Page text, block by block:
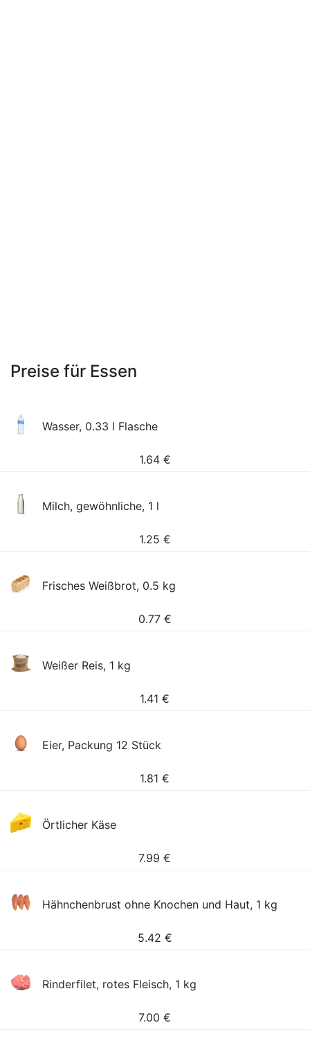
Preise für Essen
Wasser, 0.33 l Flasche
1.64 €
Milch, gewöhnliche, 1 l
1.25 €
Frisches Weißbrot, 0.5 kg
0.77 €
Weißer Reis, 1 kg
1.41 €
Eier, Packung 12 Stück
1.81 €
Örtlicher Käse
7.99 €
Hähnchenbrust ohne Knochen und Haut, 1 kg
5.42 €
Rinderfilet, rotes Fleisch, 1 kg
7.00 €